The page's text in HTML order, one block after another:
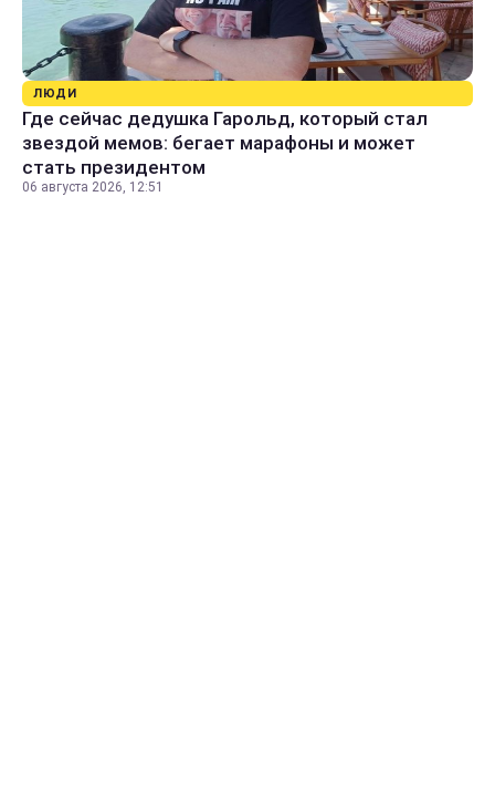
ЛЮДИ
Где сейчас дедушка Гарольд, который стал
звездой мемов: бегает марафоны и может
стать президентом
06 августа 2026, 12:51